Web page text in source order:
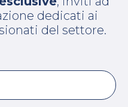
dedicati ai
del settore.